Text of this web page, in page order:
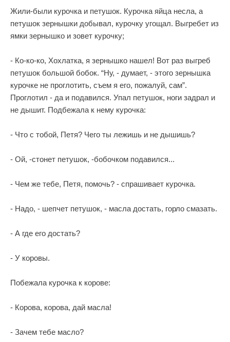
Жили-были курочка и петушок. Курочка яйца несла, а
петушок зернышки добывал, курочку угощал. Выгребет из
ямки зернышко и зовет курочку;
- Ко-ко-ко, Хохлатка, я зернышко нашел! Вот раз выгреб
петушок большой бобок. “Ну, - думает, - этого зернышка
курочке не проглотить, съем я его, пожалуй, сам”.
Проглотил - да и подавился. Упал петушок, ноги задрал и
не дышит. Подбежала к нему курочка:
- Что с тобой, Петя? Чего ты лежишь и не дышишь?
- Ой, -стонет петушок, -бобочком подавился...
- Чем же тебе, Петя, помочь? - спрашивает курочка.
- Надо, - шепчет петушок, - масла достать, горло смазать.
- А где его достать?
- У коровы.
Побежала курочка к корове:
- Корова, корова, дай масла!
- Зачем тебе масло?